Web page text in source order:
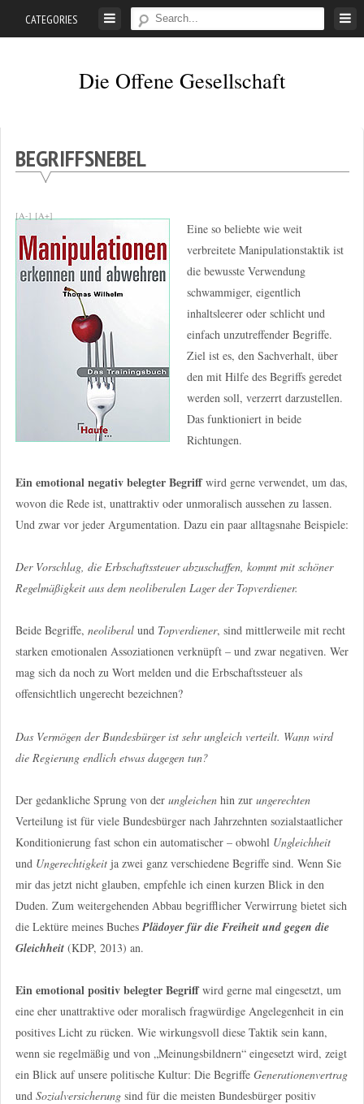
CATEGORIES
Die Offene Gesellschaft
BEGRIFFSNEBEL
[A-] [A+]
Eine so beliebte wie weit
verbreitete Manipulationstaktik ist
die bewusste Verwendung
schwammiger, eigentlich
inhaltsleerer oder schlicht und
einfach unzutreffender Begriffe.
Ziel ist es, den Sachverhalt, über
den mit Hilfe des Begriffs geredet
werden soll, verzerrt darzustellen.
Das funktioniert in beide
Richtungen.
Ein emotional negativ belegter Begriffwird gerne verwendet, um das,
wovon die Rede ist, unattraktiv oder unmoralisch aussehen zu lassen.
Und zwar vor jeder Argumentation. Dazu ein paar alltagsnahe Beispiele:
Der Vorschlag, die Erbschaftssteuer abzuschaffen, kommt mit schöner
Regelmäßigkeit aus dem neoliberalen Lager der Topverdiener.
Beide Begriffe, neoliberalund Topverdiener, sind mittlerweile mit recht
starken emotionalen Assoziationen verknüpft – und zwar negativen. Wer
mag sich da noch zu Wort melden und die Erbschaftssteuer als
offensichtlich ungerecht bezeichnen?
Das Vermögen der Bundesbürger ist sehr ungleich verteilt. Wann wird
die Regierung endlich etwas dagegen tun?
Der gedankliche Sprung von der ungleichenhin zur ungerechten
Verteilung ist für viele Bundesbürger nach Jahrzehnten sozialstaatlicher
Konditionierung fast schon ein automatischer – obwohl Ungleichheit
und Ungerechtigkeitja zwei ganz verschiedene Begriffe sind. Wenn Sie
mir das jetzt nicht glauben, empfehle ich einen kurzen Blick in den
Duden. Zum weitergehenden Abbau begrifflicher Verwirrung bietet sich
die Lektüre meines BuchesPlädoyer für die Freiheit und gegen die
Gleichheit (KDP, 2013) an.
Ein emotional positiv belegter Begriffwird gerne mal eingesetzt, um
eine eher unattraktive oder moralisch fragwürdige Angelegenheit in ein
positives Licht zu rücken. Wie wirkungsvoll diese Taktik sein kann,
wenn sie regelmäßig und von „Meinungsbildnern“ eingesetzt wird, zeigt
ein Blick auf unsere politische Kultur: Die Begriffe Generationenvertrag
und Sozialversicherungsind für die meisten Bundesbürger positiv